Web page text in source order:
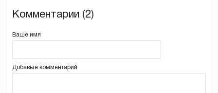
Комментарии (2)
Ваше имя
Добавьте комментарий